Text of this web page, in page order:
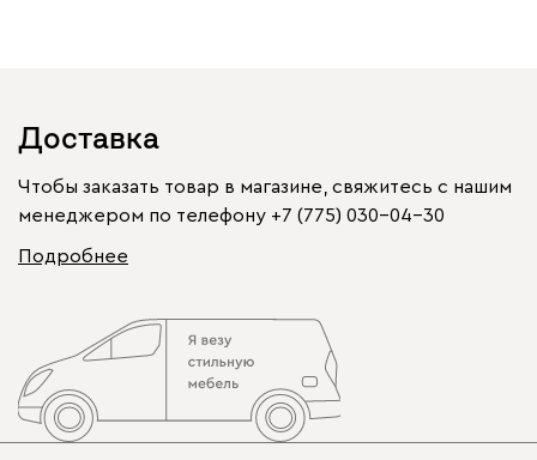
Доставка
Чтобы заказать товар в магазине, свяжитесь с нашим
менеджером по телефону +7 (775) 030-04-30
Подробнее